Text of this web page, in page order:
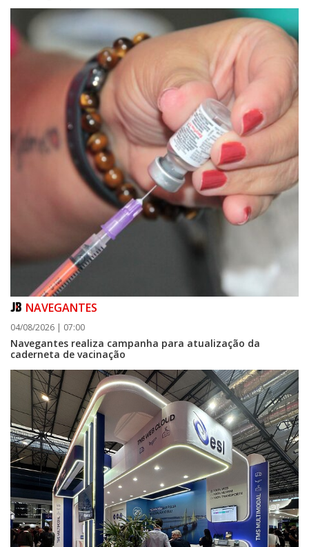
09/08/2026 | 07:00
Prefeitura de Balneário Piçarras realiza leilão eletrônico de bens móveis
e terrenos do IPRESP
NAVEGANTES
04/08/2026 | 07:00
Navegantes realiza campanha para atualização da
caderneta de vacinação